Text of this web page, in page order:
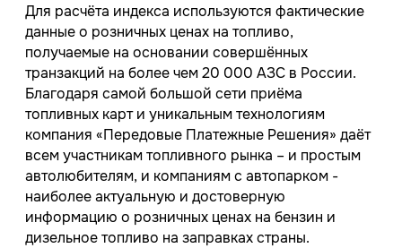
Для расчёта индекса используются фактические
данные о розничных ценах на топливо,
получаемые на основании совершённых
транзакций на более чем 20 000 АЗС в России.
Благодаря самой большой сети приёма
топливных карт и уникальным технологиям
компания «Передовые Платежные Решения» даёт
всем участникам топливного рынка – и простым
автолюбителям, и компаниям с автопарком -
наиболее актуальную и достоверную
информацию о розничных ценах на бензин и
дизельное топливо на заправках страны.